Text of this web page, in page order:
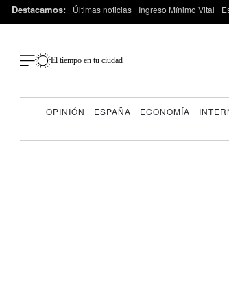
Destacamos: Últimas noticias Ingreso Mínimo Vital
El tiempo en tu ciudad
OPINIÓN ESPAÑA ECONOMÍA